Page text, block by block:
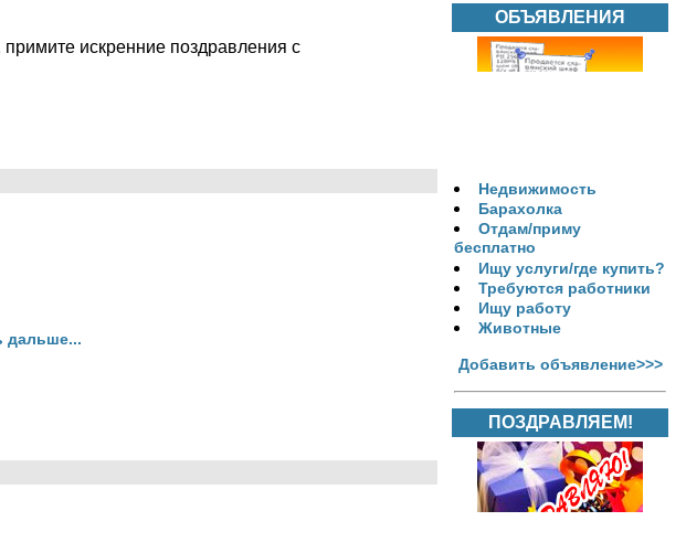
искренние поздравления с
дальше...
ОБЪЯВЛЕНИЯ
Недвижимость
Барахолка
Отдам/приму
бесплатно
Ищу услуги/где купить?
Требуются работники
Ищу работу
Животные
Добавить объявление>>>
ПОЗДРАВЛЯЕМ!